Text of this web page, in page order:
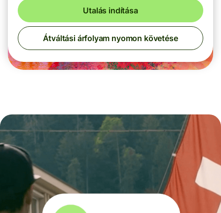
Utalás indítása
Átváltási árfolyam nyomon követése